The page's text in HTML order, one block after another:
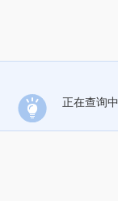
正在查询